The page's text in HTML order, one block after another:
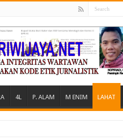
4L P. ALAM M ENIM LAHAT